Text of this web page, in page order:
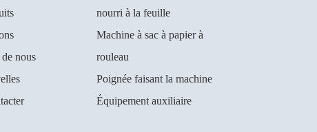
nous
nourri à la feuille
Machine à sac à papier à
rouleau
Poignée faisant la machine
Équipement auxiliaire